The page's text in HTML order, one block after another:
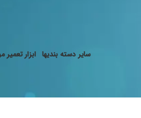
سایر دسته بندیها ابزار تعمیر